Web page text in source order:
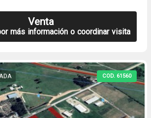
Venta
más información o coordinar visita
COD. 61560